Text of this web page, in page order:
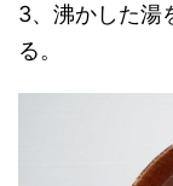
3、沸かした湯
る。